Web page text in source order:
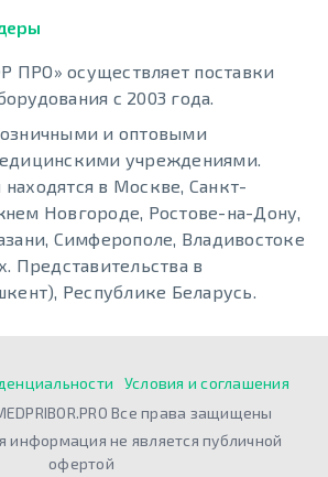
осуществляет поставки
с 2003 года.
и оптовыми
учреждениями.
в Москве, Санкт-
Новгороде, Ростове-на-Дону,
Симферополе, Владивостоке
Представительства в
Республике Беларусь.
Условия и соглашения
Все права защищены
информация не является публичной
офертой